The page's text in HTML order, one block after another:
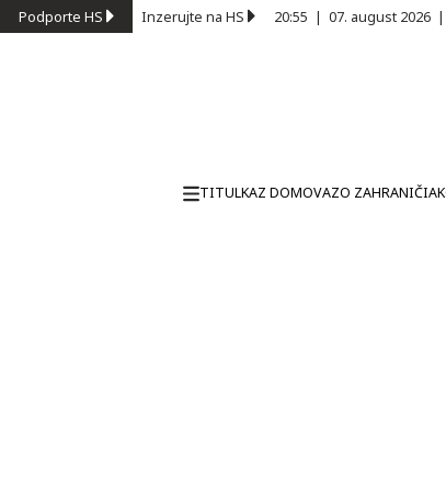
Podporte HS Inzerujte na HS 20:55 | 07. august 2026 |
TITULKAZ DOMOVAZO ZAHRANIČIA